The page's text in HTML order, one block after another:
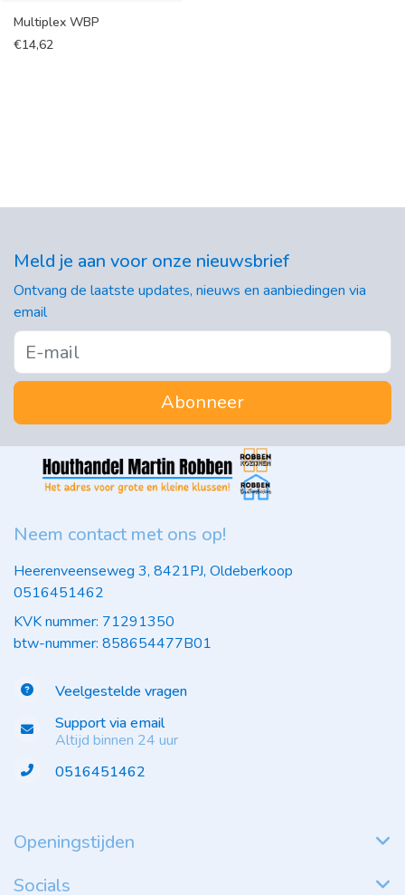
Multiplex WBP
€14,62
Meld je aan voor onze nieuwsbrief
Ontvang de laatste updates, nieuws en aanbiedingen via
email
Abonneer
Neem contact met ons op!
Heerenveenseweg 3, 8421PJ, Oldeberkoop
0516451462
KVK nummer: 71291350
btw-nummer: 858654477B01
Veelgestelde vragen
Support via email
Altijd binnen 24 uur
0516451462
Openingstijden
Socials